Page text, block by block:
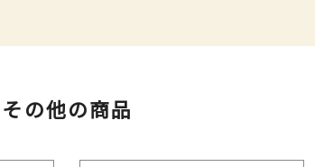
その他の商品